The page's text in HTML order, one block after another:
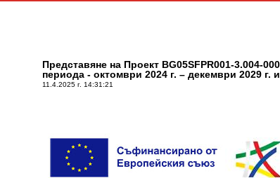
Представяне на Проект BG05SFPR001-3.004-
периода - октомври 2024 г. – декември 2029 г.
11.4.2025 г. 14:31:21